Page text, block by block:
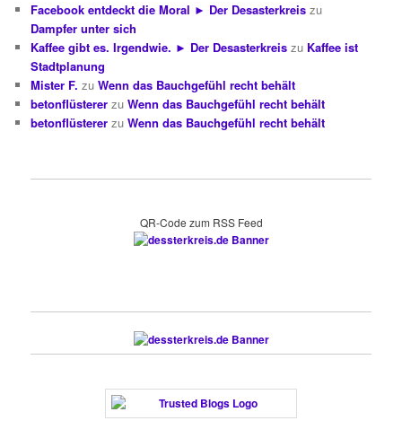
Facebook entdeckt die Moral ► Der Desasterkreis zu
Dampfer unter sich
Kaffee gibt es. Irgendwie. ► Der Desasterkreis zu Kaffee ist
Stadtplanung
Mister F. zuWenn das Bauchgefühl recht behält
betonflüsterer zuWenn das Bauchgefühl recht behält
betonflüsterer zuWenn das Bauchgefühl recht behält
QR-Code zum RSS Feed